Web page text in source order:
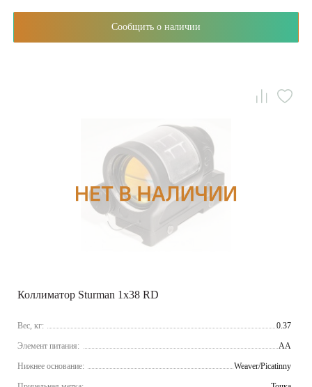
Сообщить о наличии
Коллиматор Sturman 1x38 RD
Вес, кг: 0.37
Элемент питания: AA
Нижнее основание: Weaver/Picatinny